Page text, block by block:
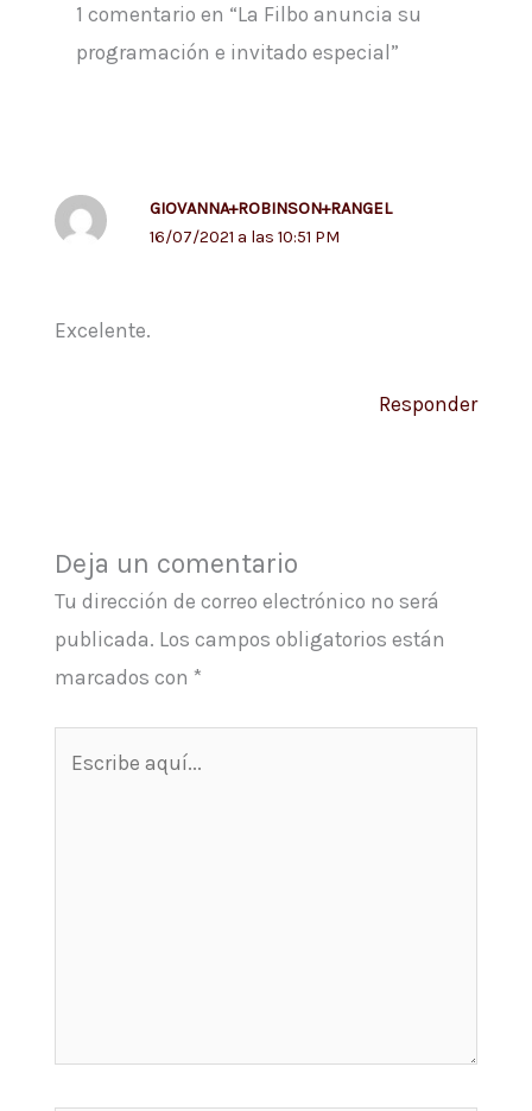
1 comentario en “La Filbo anuncia su
programación e invitado especial”
GIOVANNA+ROBINSON+RANGEL
16/07/2021 a las 10:51 PM
Excelente.
Responder
Deja un comentario
Tu dirección de correo electrónico no será
publicada. Los campos obligatorios están
marcados con *